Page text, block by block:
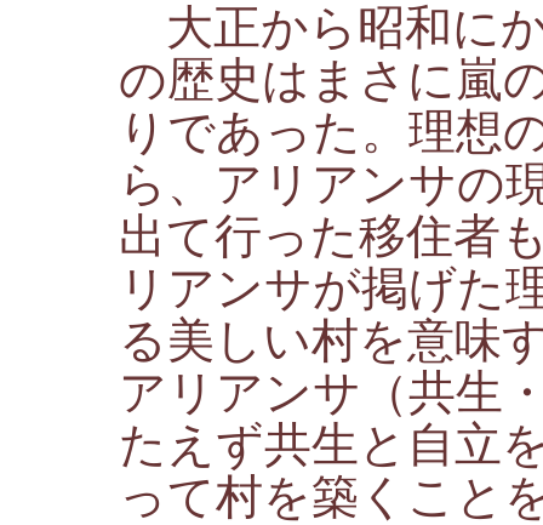
大正から昭和に
の歴史はまさに嵐
りであった。理想
ら、アリアンサの
出て行った移住者
リアンサが掲げた
る美しい村を意味
アリアンサ（共生
たえず共生と自立
って村を築くこと